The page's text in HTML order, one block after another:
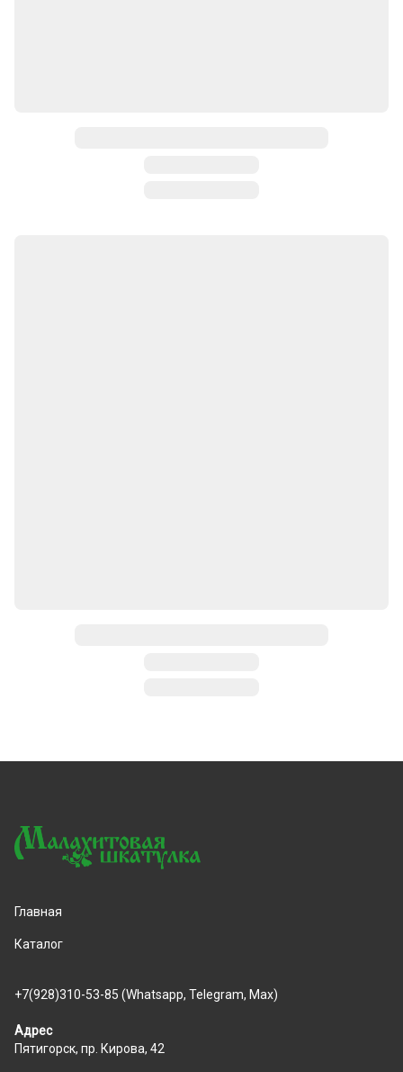
Главная
Каталог
+7(928)310-53-85 (Whatsapp, Telegram, Max)
Адрес
Пятигорск, пр. Кирова, 42